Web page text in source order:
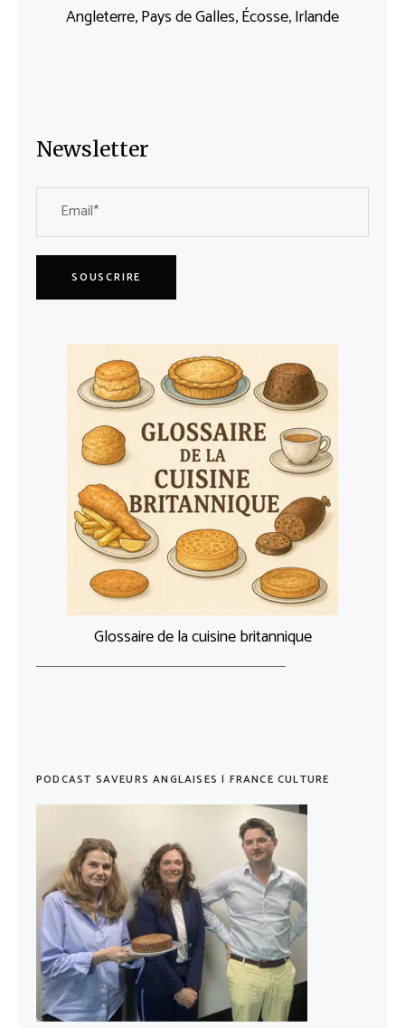
Angleterre, Pays de Galles, Écosse, Irlande
Newsletter
SOUSCRIRE
Glossaire de la cuisine britannique
PODCAST SAVEURS ANGLAISES | FRANCE CULTURE